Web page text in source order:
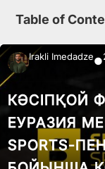
Table of
Irakli Imedadze●
КӘСІПҚОЙ
ЕУРАЗИЯ
SPORTS-